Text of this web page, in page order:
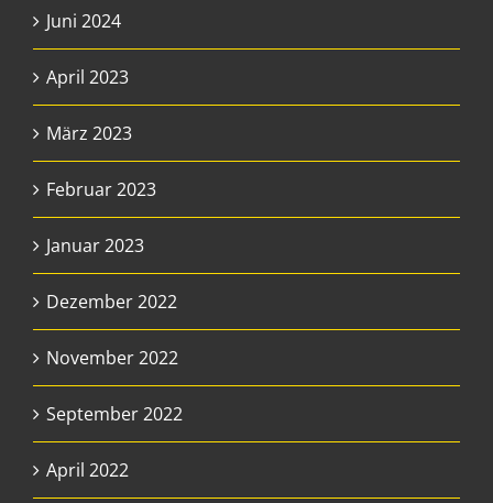
Juni 2024
April 2023
März 2023
Februar 2023
Januar 2023
Dezember 2022
November 2022
September 2022
April 2022